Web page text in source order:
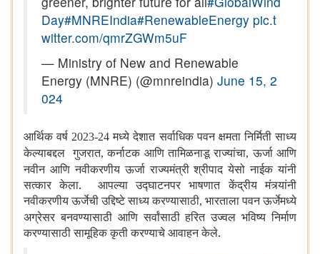
Day#MNREIndia#RenewableEnergy pic.t
witter.com/qmrZGWm5uF
— Ministry of New and Renewable
Energy (MNRE) (@mnreindia) June 15, 2
024
आर्थिक वर्ष2023-24 मध्ये देशात सर्वाधिक पवन क्षमता निर्मिती साध्य
केल्याबद्दल गुजरात,कर्नाटक आणि तामिळनाडू राज्यांचा,ऊर्जा आणि
नवीन आणि नवीकरणीय ऊर्जा राज्यमंत्री श्रीपाद येसो नाईक यांनी
सत्कार केला. आपल्या उद्घाटनपर भाषणात केंद्रीय मंत्र्यांनी
नवीकरणीय ऊर्जेची उद्दिष्टे साध्य करण्यासाठी, भारताला पवन ऊर्जेमध्ये
अग्रेसर बनवण्यासाठी आणि सर्वांसाठी हरित उज्वल भविष्य निर्माण
करण्यासाठी सामूहिक कृती करण्याचे आवाहन केले.